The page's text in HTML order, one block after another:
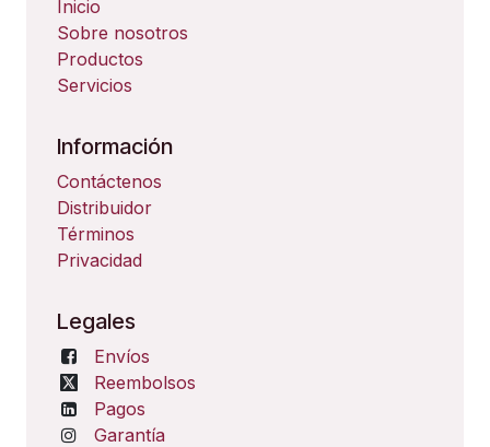
Inicio
Sobre nosotros
Productos
Servicios
Información
Contáctenos
Distribuidor
Términos
Privacidad
Legales
Envíos
Reembolsos
Pagos
Garantía